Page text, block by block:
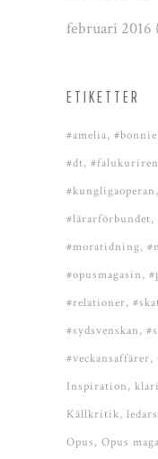
februari 2016
ETIKETTER
#amelia
#dt #falukuriren
#kungligaoperan
#lärarförbundet
#moratidning
#opusmagasin
#relationer
#sydsvenskan
#veckansaffärer
Inspiration
Källkritik
Opus Opus